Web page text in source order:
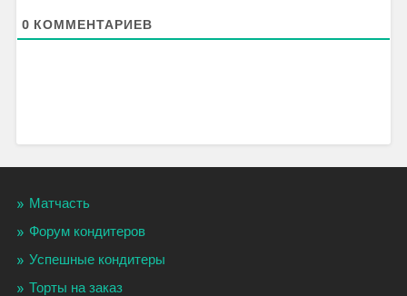
0 КОММЕНТАРИЕВ
Матчасть
Форум кондитеров
Успешные кондитеры
Торты на заказ